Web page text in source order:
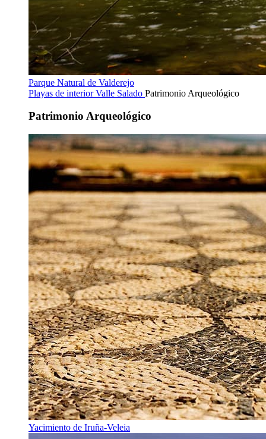
Parque Natural de Valderejo
Playas de interiorValle Salado Patrimonio Arqueológico
Patrimonio Arqueológico
Yacimiento de Iruña-Veleia